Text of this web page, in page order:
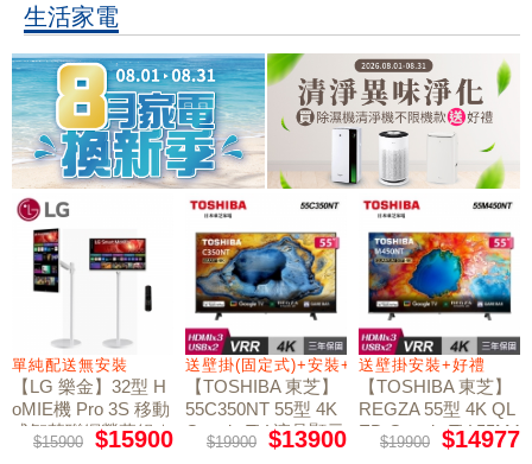
生活家電
禮
單純配送無安裝
【LG 樂金】32型 H
oMIE機 Pro 3S 移動
式智慧聯網螢幕組｜
單純配送
$15900 $15900
送壁掛(固定式)+安裝+好禮贈
【TOSHIBA 東芝】
55C350NT 55型 4K
Google TV 液晶顯示
器｜含壁掛(固定式)
$19900 $13900
送壁掛安裝+好禮
【TOSHIBA 東芝】
REGZA 55型 4K QL
ED Google TV 55M4
50NT液晶顯示器｜
$19900 $14977